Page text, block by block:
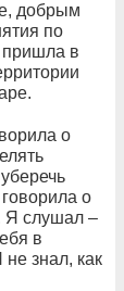
добрым
по
пришла в
о
о
Я слушал –
в
не знал, как